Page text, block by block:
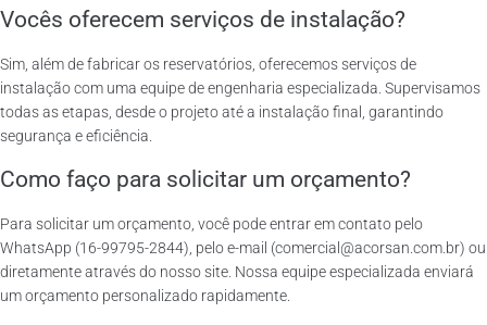
Vocês oferecem serviços de instalação?
Sim, além de fabricar os reservatórios, oferecemos serviços de
instalação com uma equipe de engenharia especializada. Supervisamos
todas as etapas, desde o projeto até a instalação final, garantindo
segurança e eficiência.
Como faço para solicitar um orçamento?
Para solicitar um orçamento, você pode entrar em contato pelo
WhatsApp (16-99795-2844), pelo e-mail (comercial@acorsan.com.br) ou
diretamente através do nosso site. Nossa equipe especializada enviará
um orçamento personalizado rapidamente.